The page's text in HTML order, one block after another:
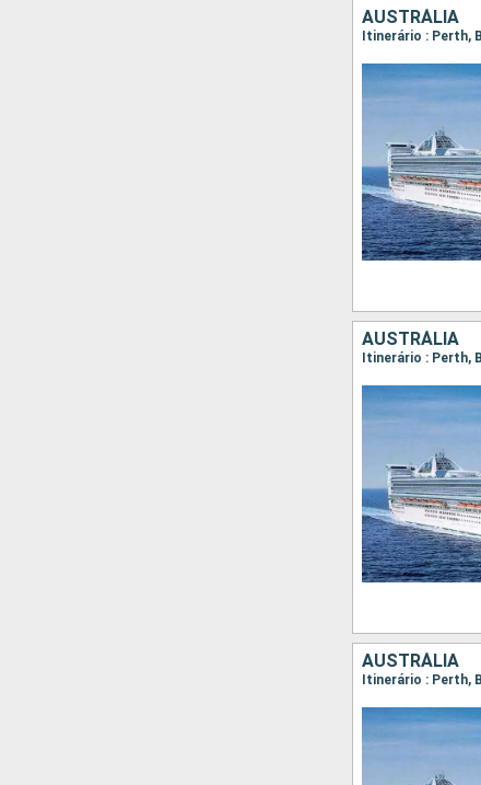
AUSTRÁLIA
Itinerário : Perth,
AUSTRÁLIA
AUSTRÁLIA
Itinerário : Perth,